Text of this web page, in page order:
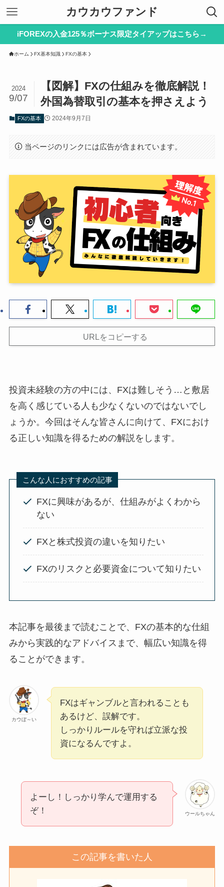
カウカウファンド
iFOREXの入金125％ボーナス限定タイアップはこちら→
ホーム FX基本知識 FXの基本
【図解】FXの仕組みを徹底解説！
外国為替取引の基本を押さえよう
2024
9/07
FXの基本 2024年9月7日
当ページのリンクには広告が含まれています。
URLをコピーする
投資未経験の方の中には、FXは難しそう…と敷居
を高く感じている人も少なくないのではないでし
ょうか。今回はそんな皆さんに向けて、FXにおけ
る正しい知識を得るための解説をします。
こんな人におすすめの記事
FXに興味があるが、仕組みがよくわから
ない
FXと株式投資の違いを知りたい
FXのリスクと必要資金について知りたい
本記事を最後まで読むことで、FXの基本的な仕組
みから実践的なアドバイスまで、幅広い知識を得
ることができます。
カウぼ～い
FXはギャンブルと言われることも
あるけど、誤解です。
しっかりルールを守れば立派な投
資になるんですよ。
ウールちゃん
よーし！しっかり学んで運用する
ぞ！
この記事を書いた人